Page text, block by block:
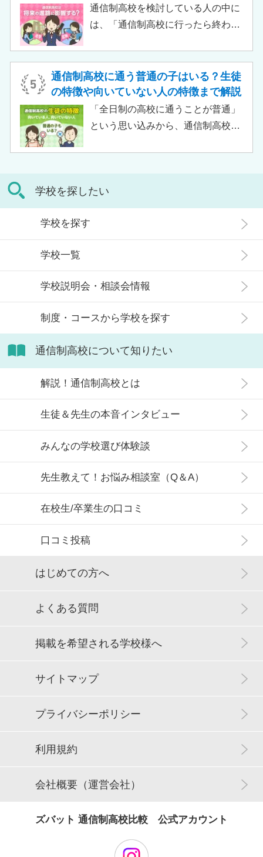
習指導やスクールカウンセラーによ
る生活面での相談など手厚い支援が
でしょう。 この記事では、サポート
校の特徴や通信制高校との違い、メ
リット・デメリットについて解説し
ます。
通信制高校を検討している人の中に
は、「通信制高校に行ったら終わ
がある人もいるのではないでしょう
か。 結論から言うと、通信制高校に
行ったからといって「人生終了」で
は決してありません。通信制高校で
コースで好きなことを学べるといっ
の記事では、通信制高校に行くこと
が人生終わりではない理由や、通う
せた高校選びについて解説します。
通信制高校に通う普通の子はいる？生徒
の特徴や向いていない人の特徴まで解説
「全日制の高校に通うことが普通」
という思い込みから、通信制高校へ
生徒」などが通う学校という、先入
観がある人もいるかもしれません。
増加傾向にあり、さまざまな生徒が
在籍しています。 この記事では、通
信制高校にはどのような生徒が通っ
ているかや、通信制高校に向いてい
ます。
学校を探したい
学校を探す
学校一覧
学校説明会・相談会情報
制度・コースから学校を探す
通信制高校について知りたい
解説！通信制高校とは
生徒＆先生の本音インタビュー
みんなの学校選び体験談
先生教えて！お悩み相談室（Q＆A）
在校生/卒業生の口コミ
口コミ投稿
はじめての方へ
よくある質問
掲載を希望される学校様へ
サイトマップ
プライバシーポリシー
利用規約
会社概要（運営会社）
ズバット 通信制高校比較 公式アカウント